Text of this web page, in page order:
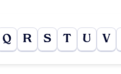
Q R S T U V